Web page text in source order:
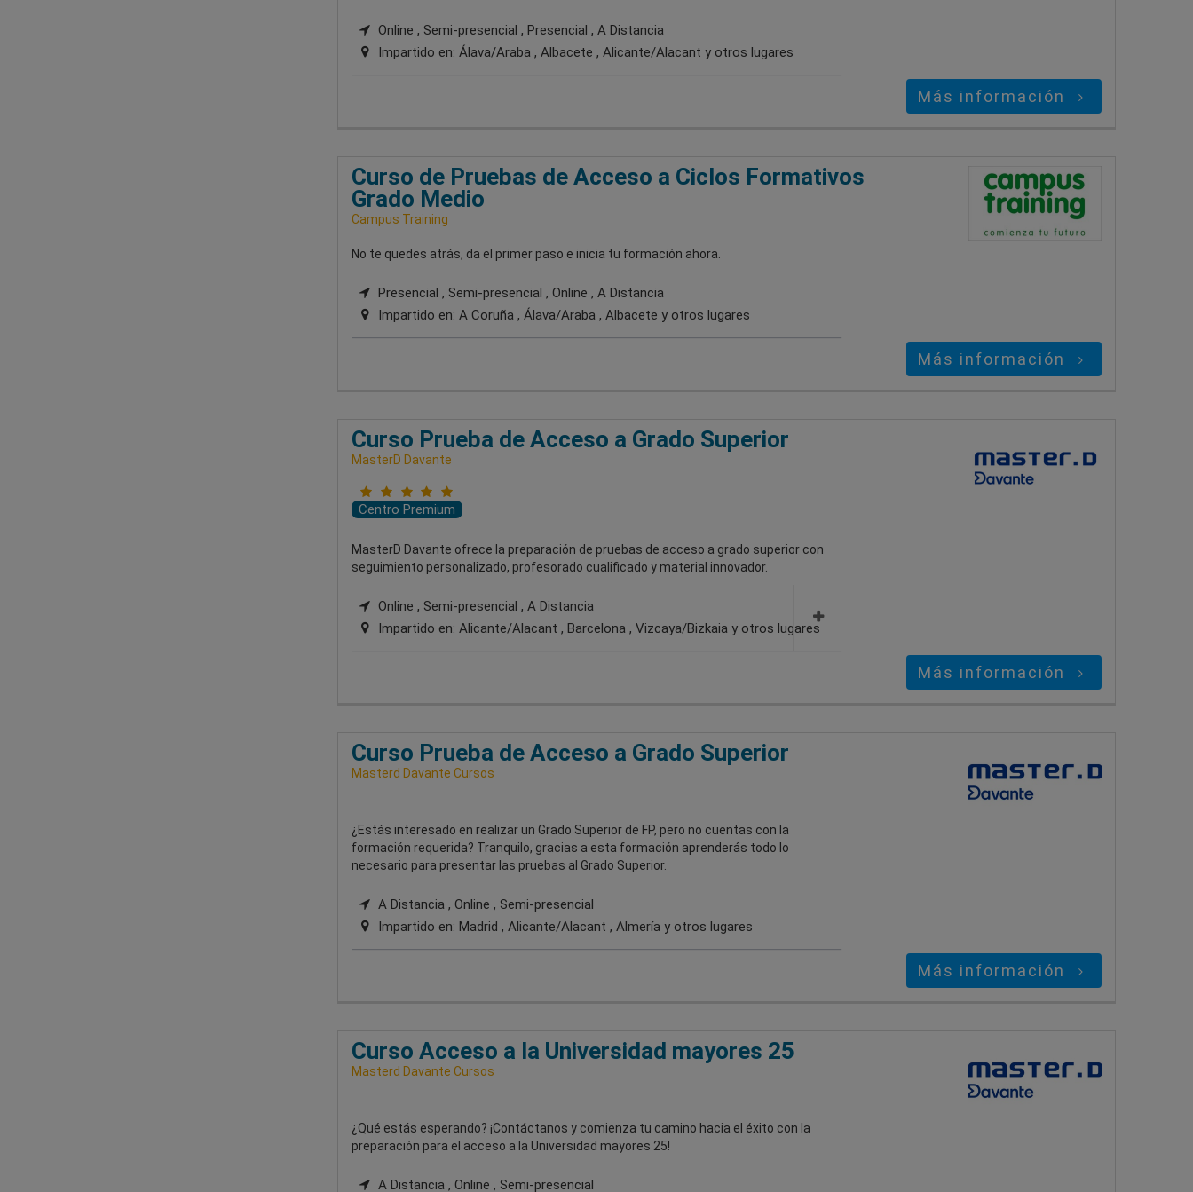
Online , Semi-presencial , Presencial , A Distancia
Impartido en: Álava/Araba , Albacete , Alicante/Alacant y otros lugares
Más información
Curso de Pruebas de Acceso a Ciclos Formativos
Grado Medio
Campus Training
No te quedes atrás, da el primer paso e inicia tu formación ahora.
Presencial , Semi-presencial , Online , A Distancia
Impartido en: A Coruña , Álava/Araba , Albacete y otros lugares
Más información
Curso Prueba de Acceso a Grado Superior
MasterD Davante
Centro Premium
MasterD Davante ofrece la preparación de pruebas de acceso a grado superior con
seguimiento personalizado, profesorado cualificado y material innovador.
Online , Semi-presencial , A Distancia
Impartido en: Alicante/Alacant , Barcelona , Vizcaya/Bizkaia y otros lugares
Más información
Curso Prueba de Acceso a Grado Superior
Masterd Davante Cursos
¿Estás interesado en realizar un Grado Superior de FP, pero no cuentas con la
formación requerida? Tranquilo, gracias a esta formación aprenderás todo lo
necesario para presentar las pruebas al Grado Superior.
A Distancia , Online , Semi-presencial
Impartido en: Madrid , Alicante/Alacant , Almería y otros lugares
Más información
Curso Acceso a la Universidad mayores 25
Masterd Davante Cursos
¿Qué estás esperando? ¡Contáctanos y comienza tu camino hacia el éxito con la
preparación para el acceso a la Universidad mayores 25!
A Distancia , Online , Semi-presencial